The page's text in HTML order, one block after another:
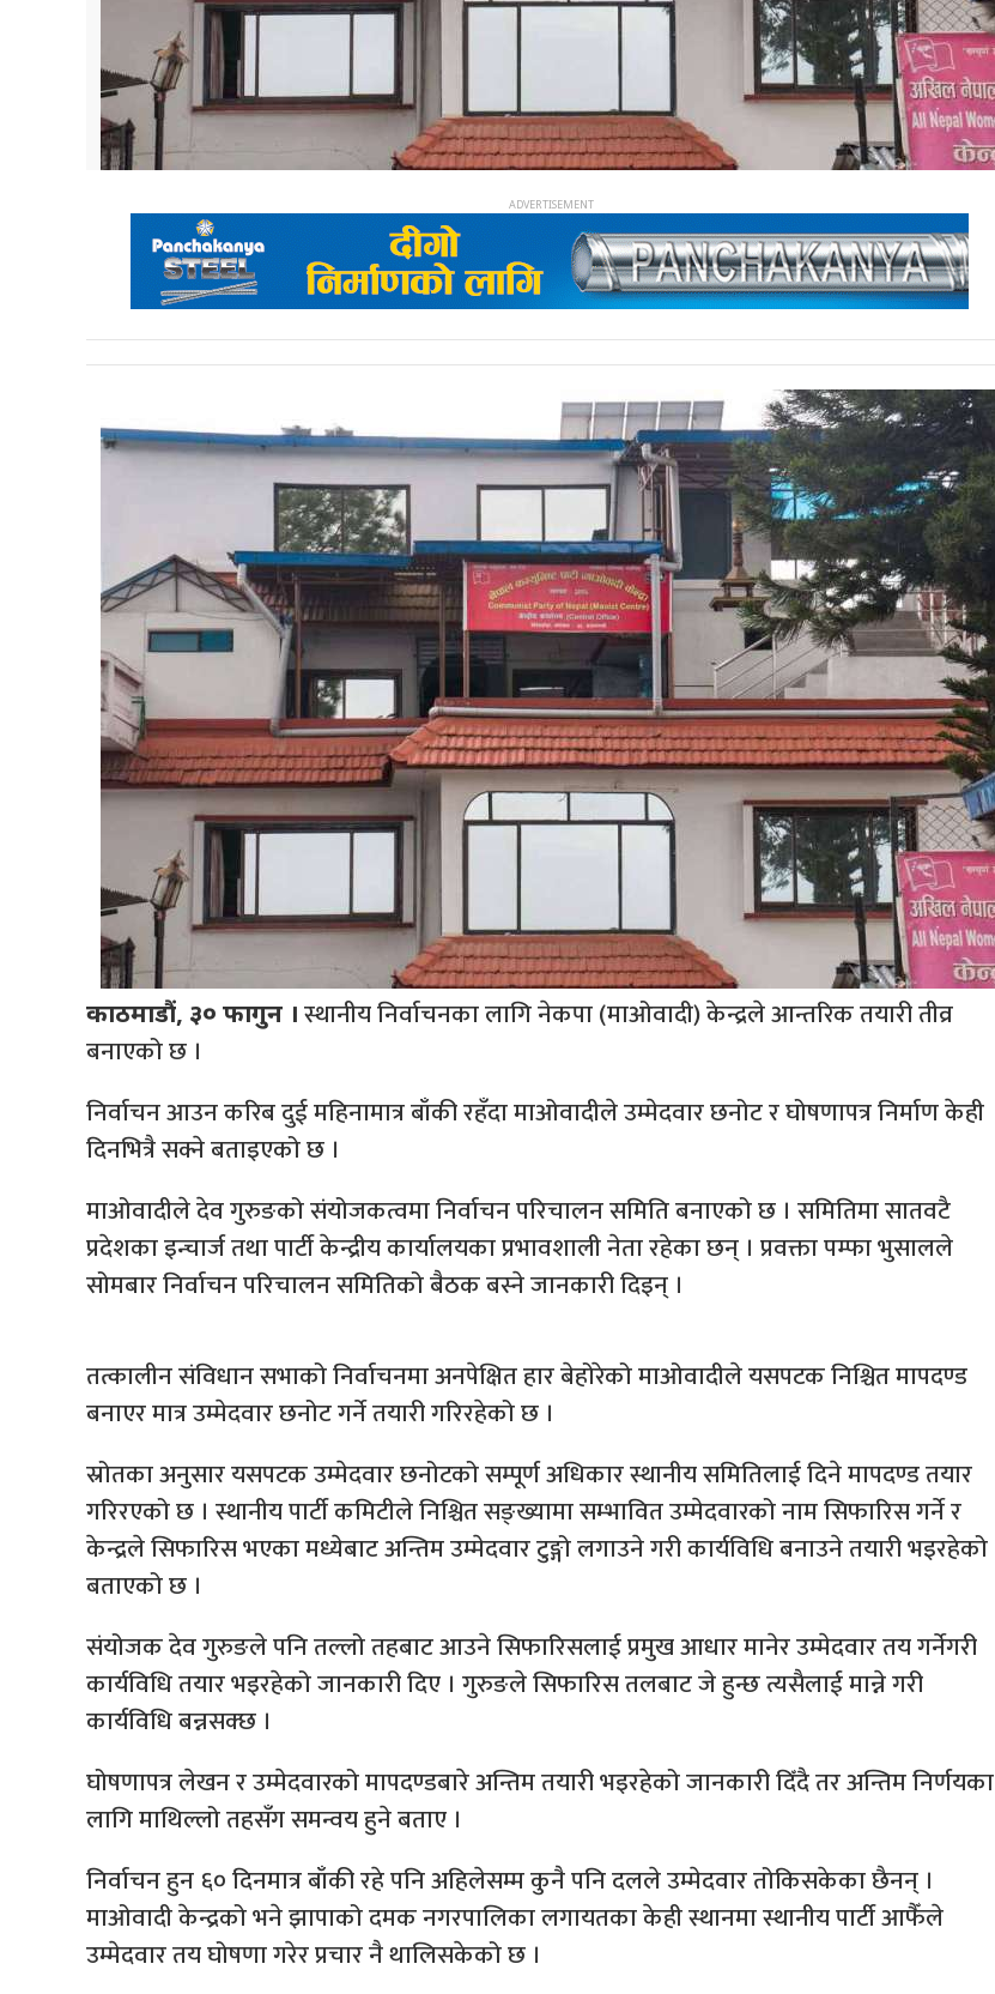
काठमाडौं, ३० फागुन । स्थानीय निर्वाचनका लागि नेकपा (माओवादी) केन्द्रले आन्तरिक तयारी तीव्र
बनाएको छ ।
निर्वाचन आउन करिब दुई महिनामात्र बाँकी रहँदा माओवादीले उम्मेदवार छनोट र घोषणापत्र निर्माण केही
दिनभित्रै सक्ने बताइएको छ ।
माओवादीले देव गुरुङको संयोजकत्वमा निर्वाचन परिचालन समिति बनाएको छ । समितिमा सातवटै
प्रदेशका इन्चार्ज तथा पार्टी केन्द्रीय कार्यालयका प्रभावशाली नेता रहेका छन् । प्रवक्ता पम्फा भुसालले
सोमबार निर्वाचन परिचालन समितिको बैठक बस्ने जानकारी दिइन् ।
तत्कालीन संविधान सभाको निर्वाचनमा अनपेक्षित हार बेहोरेको माओवादीले यसपटक निश्चित मापदण्ड
बनाएर मात्र उम्मेदवार छनोट गर्ने तयारी गरिरहेको छ ।
स्रोतका अनुसार यसपटक उम्मेदवार छनोटको सम्पूर्ण अधिकार स्थानीय समितिलाई दिने मापदण्ड तयार
गरिरएको छ । स्थानीय पार्टी कमिटीले निश्चित सङ्ख्यामा सम्भावित उम्मेदवारको नाम सिफारिस गर्ने र
केन्द्रले सिफारिस भएका मध्येबाट अन्तिम उम्मेदवार टुङ्गो लगाउने गरी कार्यविधि बनाउने तयारी भइरहेको
बताएको छ ।
संयोजक देव गुरुङले पनि तल्लो तहबाट आउने सिफारिसलाई प्रमुख आधार मानेर उम्मेदवार तय गर्नेगरी
कार्यविधि तयार भइरहेको जानकारी दिए । गुरुङले सिफारिस तलबाट जे हुन्छ त्यसैलाई मान्ने गरी
कार्यविधि बन्नसक्छ ।
घोषणापत्र लेखन र उम्मेदवारको मापदण्डबारे अन्तिम तयारी भइरहेको जानकारी दिँदै तर अन्तिम निर्णयका
लागि माथिल्लो तहसँग समन्वय हुने बताए ।
निर्वाचन हुन ६० दिनमात्र बाँकी रहे पनि अहिलेसम्म कुनै पनि दलले उम्मेदवार तोकिसकेका छैनन् ।
माओवादी केन्द्रको भने झापाको दमक नगरपालिका लगायतका केही स्थानमा स्थानीय पार्टी आफैँले
उम्मेदवार तय घोषणा गरेर प्रचार नै थालिसकेको छ ।